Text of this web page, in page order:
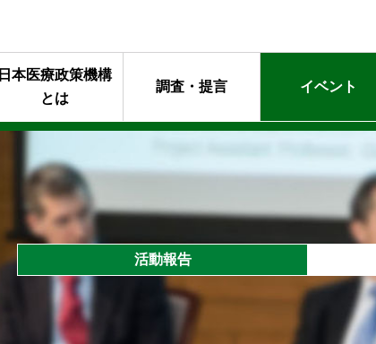
日本医療政策機構
とは
ミッション・行動指針
代表理事メッセージ
終身名誉チェアマンメッセージ
組織概要
年報・最近の活動
HGPIを支えるプロフェッショナル達
スタッフの声
HGPIのあゆみ
黒川清賞
調査・提言 イベント
活動報告